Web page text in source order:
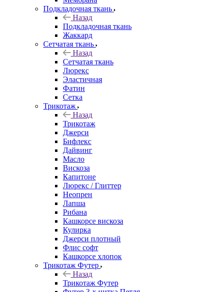
Подкладочная ткань
Назад
Подкладочная ткань
Жаккард
Сетчатая ткань
Назад
Сетчатая ткань
Люрекс
Эластичная
Фатин
Сетка
Трикотаж
Назад
Трикотаж
Джерси
Бифлекс
Дайвинг
Масло
Вискоза
Капитоне
Люрекс / Глиттер
Неопрен
Лапша
Рибана
Кашкорсе вискоза
Кулирка
Джерси плотный
Флис софт
Кашкорсе хлопок
Трикотаж Футер
Назад
Трикотаж Футер